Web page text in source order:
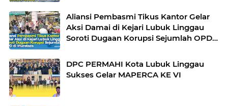
Aliansi Pembasmi Tikus Kantor Gelar
Aksi Damai di Kejari Lubuk Linggau
Soroti Dugaan Korupsi Sejumlah OPD
DPC PERMAHI Kota Lubuk Linggau
Sukses Gelar MAPERCA KE VI